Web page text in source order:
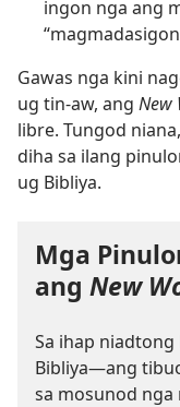
ingon nga ang
Gawas nga kini
ug tin-aw, ang New
libre. Tungod
diha sa ilang
ug Bibliya.
Mga
ang New
Sa ihap niadtong
Bibliya—ang
sa mosunod